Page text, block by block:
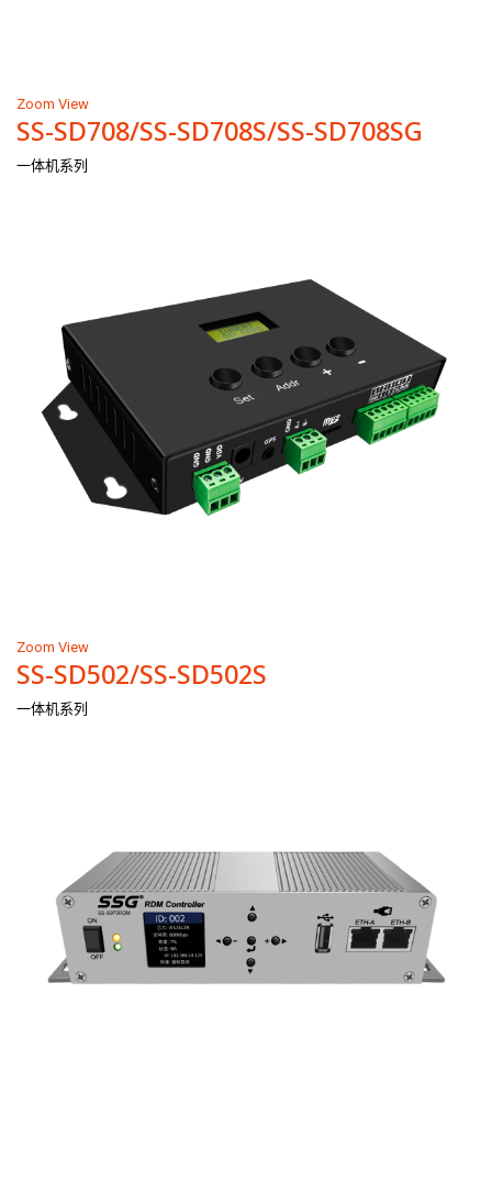
Zoom View
SS-SD708/SS-SD708S/SS-SD708SG
一体机系列
Zoom View
SS-SD502/SS-SD502S
一体机系列